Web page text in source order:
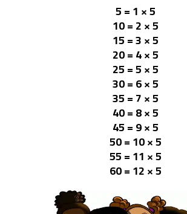
5 × 1 = 5
5 × 2 = 10
5 × 3 = 15
5 × 4 = 20
5 × 5 = 25
5 × 6 = 30
5 × 7 = 35
5 × 8 = 40
5 × 9 = 45
5 × 10 = 50
5 × 11 = 55
5 × 12 = 60